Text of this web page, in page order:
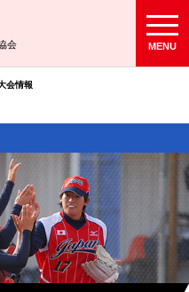
会
MENU
会情報